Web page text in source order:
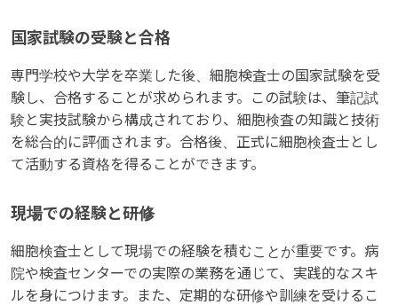
国家試験の受験と合格
専門学校や大学を卒業した後、細胞検査士の国家試験を受
験し、合格することが求められます。この試験は、筆記試
験と実技試験から構成されており、細胞検査の知識と技術
を総合的に評価されます。合格後、正式に細胞検査士とし
て活動する資格を得ることができます。
現場での経験と研修
細胞検査士として現場での経験を積むことが重要です。病
院や検査センターでの実際の業務を通じて、実践的なスキ
ルを身につけます。また、定期的な研修や訓練を受けるこ